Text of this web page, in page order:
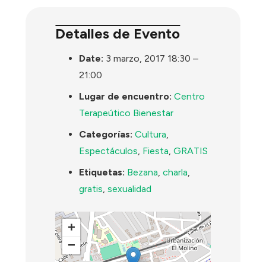
Detalles de Evento
Date: 3 marzo, 2017 18:30 –
21:00
Lugar de encuentro: Centro
Terapeútico Bienestar
Categorías: Cultura,
Espectáculos, Fiesta,GRATIS
Etiquetas: Bezana,charla,
gratis,sexualidad
+
−